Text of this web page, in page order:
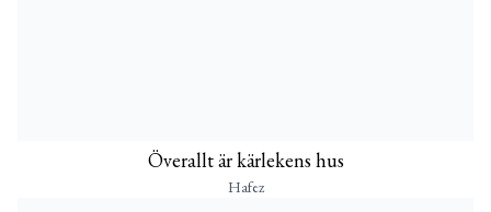
Överallt är kärlekens hus
Hafez